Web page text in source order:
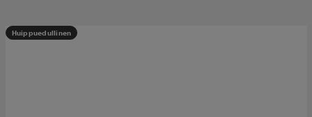
Huippuedullinen